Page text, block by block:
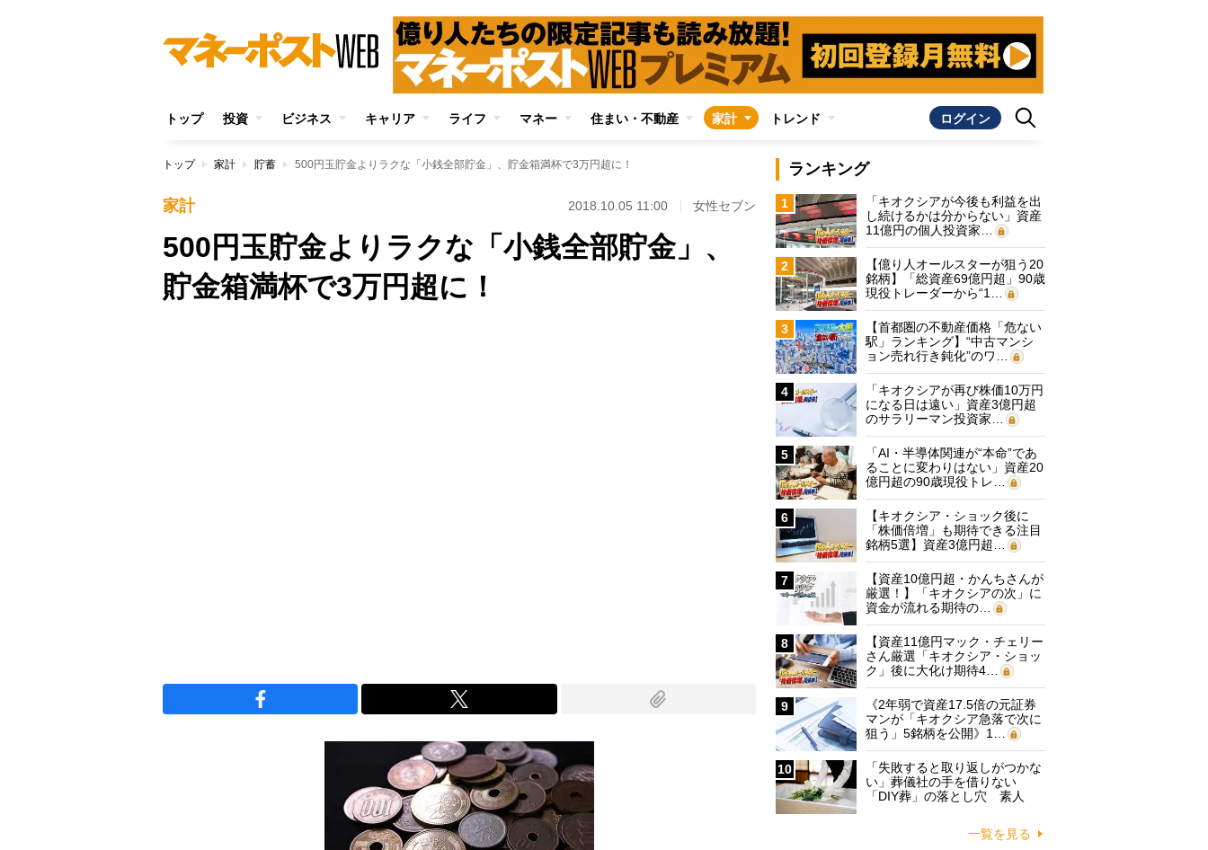
トップ 投資 ビジネス キャリア ライフ マネー 住まい・不動産 家計 トレンド ログイン
トップ 家計 貯蓄 500円玉貯金よりラクな「小銭全部貯金」、貯金箱満杯で3万円超に！
家計 2018.10.05 11:00 女性セブン
500円玉貯金よりラクな「小銭全部貯金」、
貯金箱満杯で3万円超に！
ランキング
1
「キオクシアが今後も利益を出
し続けるかは分からない」資産
11億円の個人投資家…
2
【億り人オールスターが狙う20
銘柄】「総資産69億円超」90歳
現役トレーダーから“1…
3
【首都圏の不動産価格「危ない
駅」ランキング】“中古マンシ
ョン売れ行き鈍化”のワ…
4
「キオクシアが再び株価10万円
になる日は遠い」資産3億円超
のサラリーマン投資家…
5
「AI・半導体関連が“本命”であ
ることに変わりはない」資産20
億円超の90歳現役トレ…
6
【キオクシア・ショック後に
「株価倍増」も期待できる注目
銘柄5選】資産3億円超…
7
【資産10億円超・かんちさんが
厳選！】「キオクシアの次」に
資金が流れる期待の…
8
【資産11億円マック・チェリー
さん厳選「キオクシア・ショッ
ク」後に大化け期待4…
9
《2年弱で資産17.5倍の元証券
マンが「キオクシア急落で次に
狙う」5銘柄を公開》1…
10
「失敗すると取り返しがつかな
い」葬儀社の手を借りない
「DIY葬」の落とし穴 素人
一覧を見る